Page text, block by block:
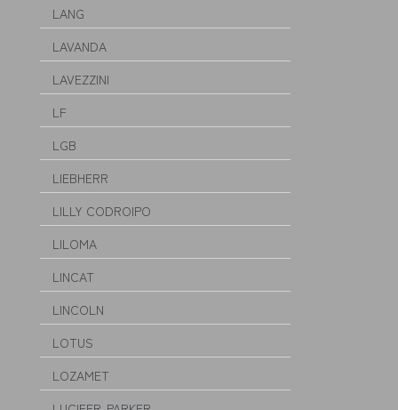
LANG
LAVANDA
LAVEZZINI
LF
LGB
LIEBHERR
LILLY CODROIPO
LILOMA
LINCAT
LINCOLN
LOTUS
LOZAMET